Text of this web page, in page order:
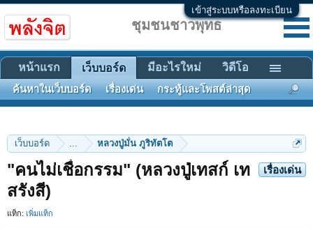
เข้าสู่ระบบหรือลงทะเบียน
เว็บบอร์ด ... หลวงปู่มั่น ภูริทัตโต
เรื่องเด่น
"คนไม่เชื่อกรรม" (หลวงปู่เทสก์ เท
สรังสี)
แท็ก: เพิ่มแท็ก
ชุมชนชาวพุทธ
หน้าแรก เว็บบอร์ด
ค้นหาในเว็บบอร์ด เรื่องเด่น กระทู้และโพสต์ล่าสุด
มีอะไรใหม่ วิดีโอ